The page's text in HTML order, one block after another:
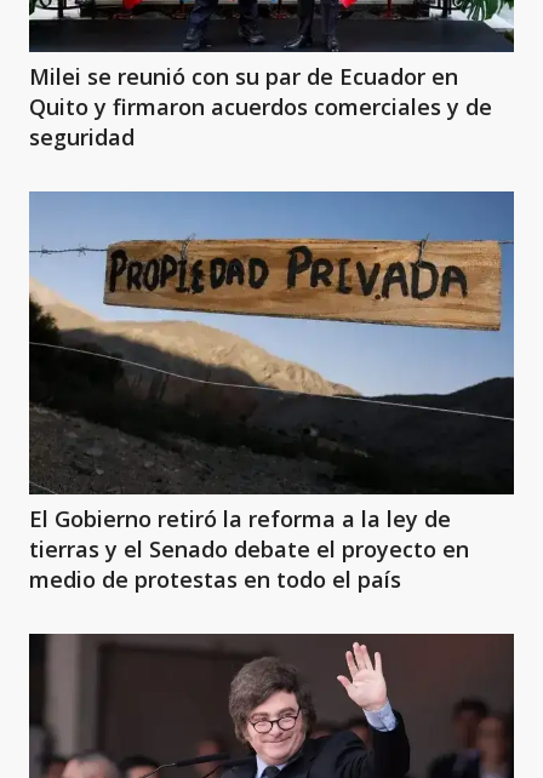
Milei se reunió con su par de Ecuador en
Quito y firmaron acuerdos comerciales y de
seguridad
El Gobierno retiró la reforma a la ley de
tierras y el Senado debate el proyecto en
medio de protestas en todo el país